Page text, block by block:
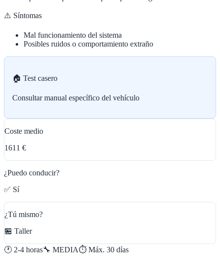
⚠️ Síntomas
Mal funcionamiento del sistema
Posibles ruidos o comportamiento extraño
🏠 Test casero
Consultar manual específico del vehículo
Coste medio
1611 €
¿Puedo conducir?
✅ Sí
¿Tú mismo?
🏪 Taller
🕐 2-4 horas🔧 MEDIA⏱️ Máx. 30 días